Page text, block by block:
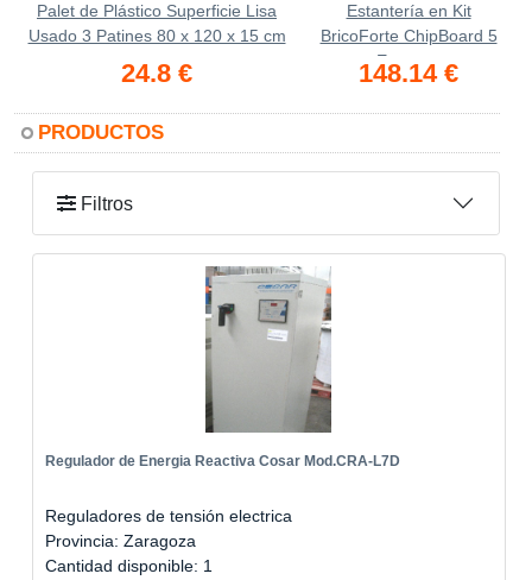
Palet de Plástico Superficie Lisa
Usado 3 Patines 80 x 120 x 15 cm
24.8 €
Estantería en Kit
BricoForte ChipBoard 5
Estantes
148.14 €
PRODUCTOS
Filtros
Regulador de Energia Reactiva Cosar Mod.CRA-L7D
Reguladores de tensión electrica
Provincia: Zaragoza
Cantidad disponible: 1